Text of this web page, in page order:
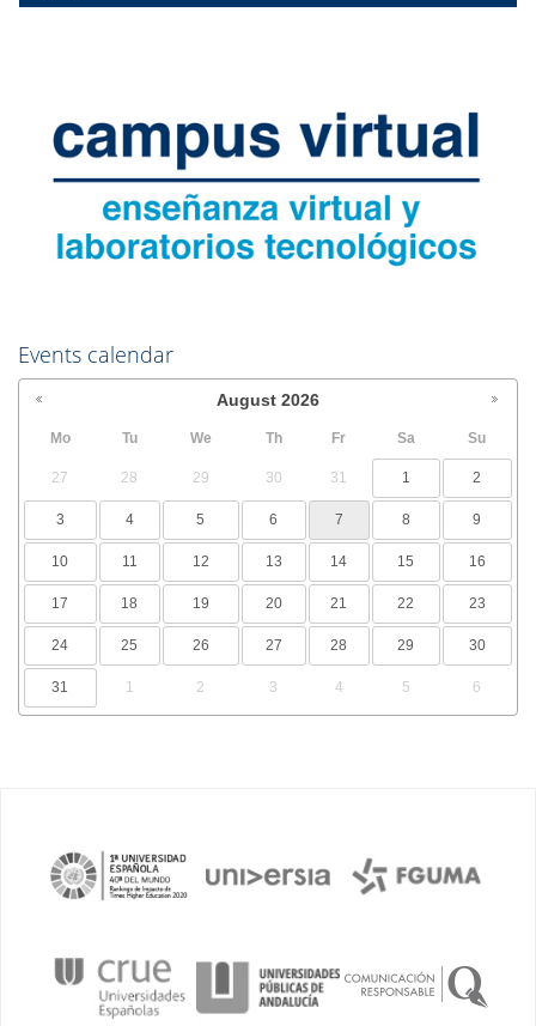
Events calendar
August 2026
Mo Tu We Th Fr Sa Su
27 28 29 30 31 1 2
3 4 5 6 7 8 9
10 11 12 13 14 15 16
17 18 19 20 21 22 23
24 25 26 27 28 29 30
31 1 2 3 4 5 6